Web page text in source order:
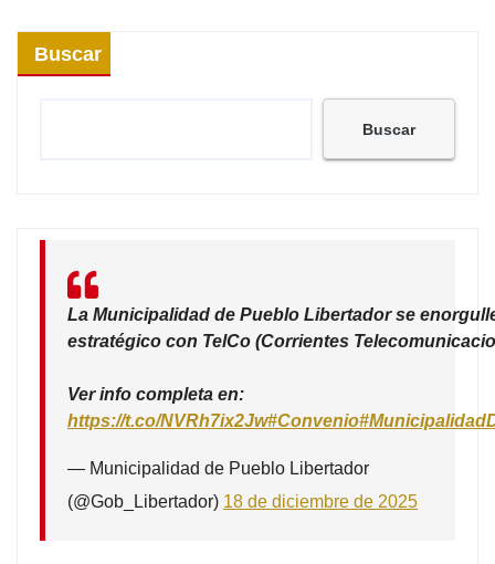
Buscar
Buscar
La Municipalidad de Pueblo Libertador se
estratégico con TelCo (Corrientes
Ver info completa en:
https://t.co/NVRh7ix2Jw#Convenio
— Municipalidad de Pueblo Libertador
(@Gob_Libertador) 18 de diciembre de 2025